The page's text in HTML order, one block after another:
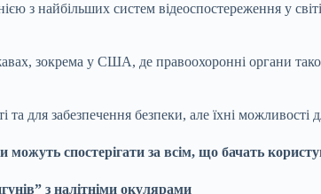
з найбільших систем відеоспостереження у
зокрема у США, де правоохоронні органи
для забезпечення безпеки, але їхні
спостерігати за всім, що бачать
з налітніми окулярами